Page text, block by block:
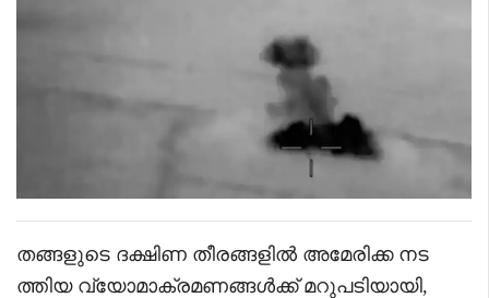
തങ്ങളുടെ ദക്ഷിണ തീരങ്ങളിൽ അമേരിക്ക നട
ത്തിയ വ്യോമാക്രമണങ്ങൾക്ക് മറുപടിയായി,